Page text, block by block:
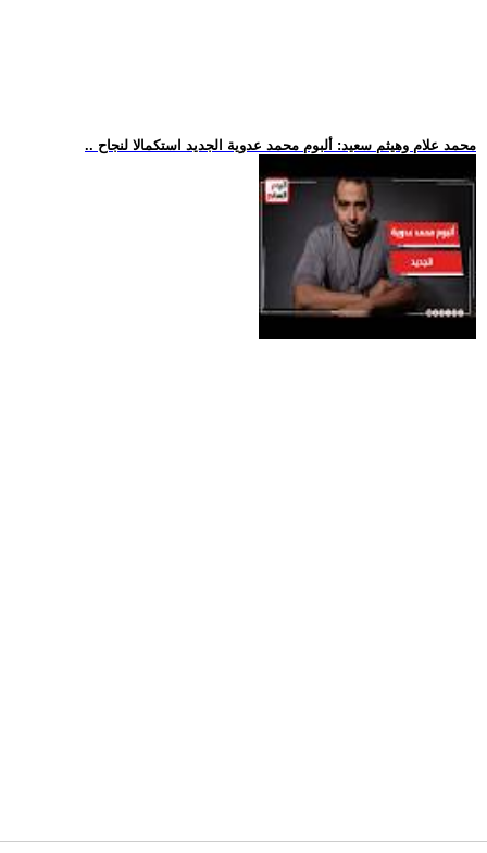
.. محمد علام وهيثم سعيد: ألبوم محمد عدوية الجديد استكمالا لنجاح